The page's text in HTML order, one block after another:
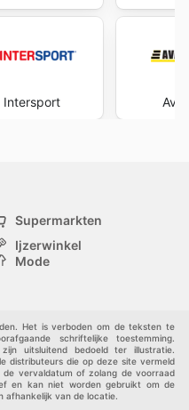
Intersport
Supermarkten
Ijzerwinkel
Mode
Het is verboden om de teksten te
schriftelijke toestemming.
uitsluitend bedoeld ter illustratie.
distributeurs die op deze site vermeld
vervaldatum of zolang de voorraad
en kan niet worden gebruikt om de
afhankelijk van de locatie.